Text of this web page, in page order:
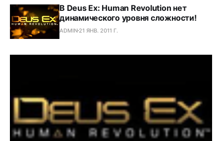
В Deus Ex: Human Revolution нет
динамического уровня сложности!
ADMIN 21 ЯНВ. 2011 Г.